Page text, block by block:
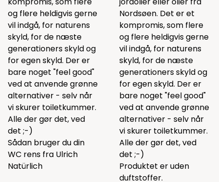
og flere heldigvis gerne
vil indgå, for naturens
skyld, for de næste
generationers skyld og
for egen skyld. Der er
bare noget "feel good"
ved at anvende grønne
alternativer - selv når
vi skurer toiletkummer.
Alle der gør det, ved
det ;-)
Sådan bruger du din
WC rens fra Ulrich
Natürlich
Nordsøen. Det er et
kompromis, som flere
og flere heldigvis gerne
vil indgå, for naturens
skyld, for de næste
generationers skyld og
for egen skyld. Der er
bare noget "feel good"
ved at anvende grønne
alternativer - selv når
vi skurer toiletkummer.
Alle der gør det, ved
det ;-)
Produktet er uden
duftstoffer.